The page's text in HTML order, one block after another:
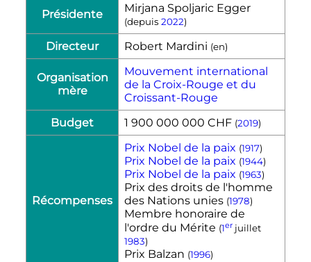
Présidente Mirjana Spoljaric Egger
(depuis 2022)
Directeur Robert Mardini (en)
Organisation
mère
Mouvement international
de la Croix-Rouge et du
Croissant-Rouge
Budget
1 900 000 000 CHF (2019)
Récompenses
Prix Nobel de la paix (1917)
Prix Nobel de la paix (1944)
Prix Nobel de la paix (1963)
Prix des droits de l'homme
des Nations unies (1978)
Membre honoraire de
l'ordre du Mérite (1er juillet
1983)
Prix Balzan (1996)